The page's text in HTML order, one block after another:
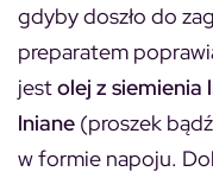
gdyby doszło do
preparatem
jestolej z siemienia
lniane (proszek
w formie napoju.